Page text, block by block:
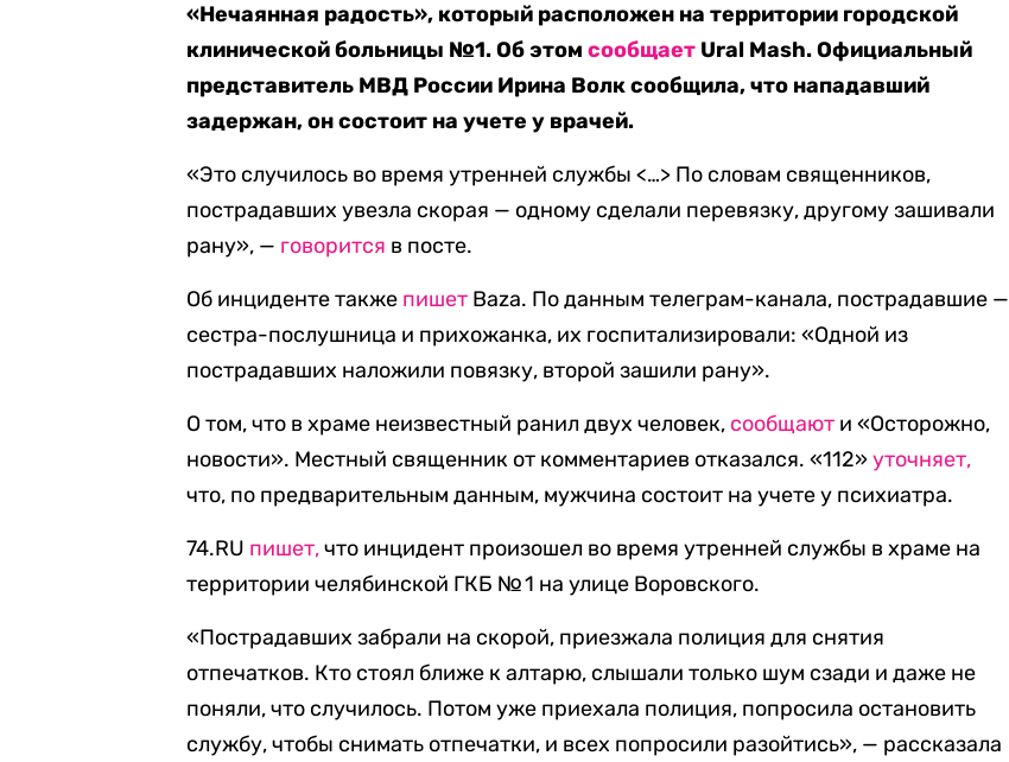
«Нечаянная радость», который расположен на территории городской
клинической больницы №1. Об этомсообщает Ural Mash. Официальный
представитель МВД России Ирина Волк сообщила, что нападавший
задержан, он состоит на учете у врачей.
«Это случилось во время утренней службы <…> По словам священников,
пострадавших увезла скорая — одному сделали перевязку, другому зашивали
рану», — говорится в посте.
Об инциденте также пишет Baza. По данным телеграм-канала, пострадавшие —
сестра-послушница и прихожанка, их госпитализировали: «Одной из
пострадавших наложили повязку, второй зашили рану».
О том, что в храме неизвестный ранил двух человек, сообщают и «Осторожно,
новости». Местный священник от комментариев отказался. «112»уточняет,
что, по предварительным данным, мужчина состоит на учете у психиатра.
74.RU пишет,что инцидент произошел во время утренней службы в храме на
территории челябинской ГКБ № 1 на улице Воровского.
«Пострадавших забрали на скорой, приезжала полиция для снятия
отпечатков. Кто стоял ближе к алтарю, слышали только шум сзади и даже не
поняли, что случилось. Потом уже приехала полиция, попросила остановить
службу, чтобы снимать отпечатки, и всех попросили разойтись», — рассказала